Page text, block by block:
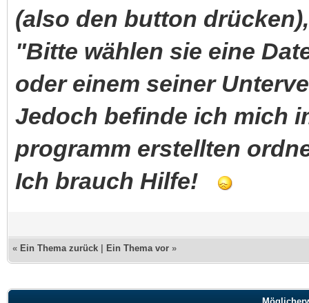
(also den button
"Bitte wählen sie eine
oder einem seiner
Jedoch befinde ich mich
programm erstellten
Ich brauch Hilfe!
« Ein Thema zurück Ein Thema vor »